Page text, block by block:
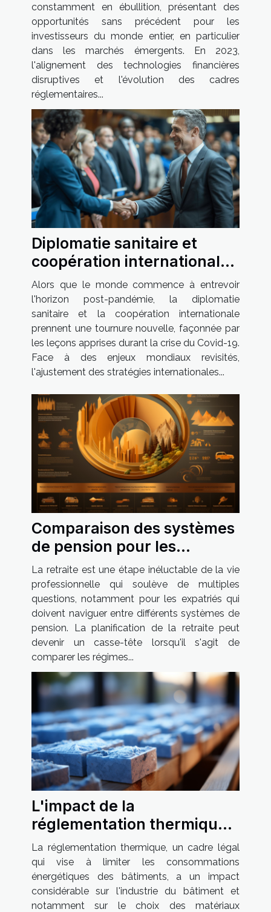
2023
constamment en ébullition, présentant des
opportunités sans précédent pour les
investisseurs du monde entier, en particulier
dans les marchés émergents. En 2023,
l'alignement des technologies financières
disruptives et l'évolution des cadres
réglementaires...
Diplomatie sanitaire et
coopération internationale
à l'ère post-Covid-19
Alors que le monde commence à entrevoir
l'horizon post-pandémie, la diplomatie
sanitaire et la coopération internationale
prennent une tournure nouvelle, façonnée par
les leçons apprises durant la crise du Covid-19.
Face à des enjeux mondiaux revisités,
l'ajustement des stratégies internationales...
Comparaison des systèmes
de pension pour les
expatriés dans différents
pays
La retraite est une étape inéluctable de la vie
professionnelle qui soulève de multiples
questions, notamment pour les expatriés qui
doivent naviguer entre différents systèmes de
pension. La planification de la retraite peut
devenir un casse-tête lorsqu'il s'agit de
comparer les régimes...
L'impact de la
réglementation thermique
sur les matériaux
d'isolation
La réglementation thermique, un cadre légal
qui vise à limiter les consommations
énergétiques des bâtiments, a un impact
considérable sur l'industrie du bâtiment et
notamment sur le choix des matériaux